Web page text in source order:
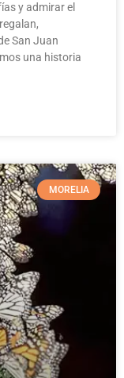
y admirar el
San Juan
una historia
MORELIA